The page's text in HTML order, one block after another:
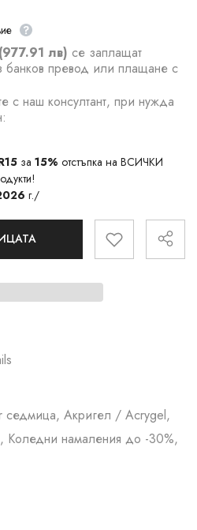
лв) се заплащат
банков превод или плащане с
наш консултант, при нужда
за 15% отстъпка на ВСИЧКИ
г./
седмица, Акригел / Acrygel,
Коледни намаления до -30%,